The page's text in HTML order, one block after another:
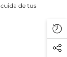
de tus